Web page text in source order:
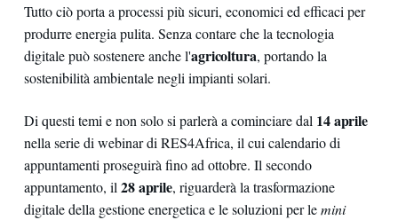
Tutto ciò porta a processi più sicuri, economici ed efficaci per
produrre energia pulita. Senza contare che la tecnologia
digitale può sostenere anche l'agricoltura, portando la
sostenibilità ambientale negli impianti solari.
Di questi temi e non solo si parlerà a cominciare dal 14 aprile
nella serie di webinar di RES4Africa, il cui calendario di
appuntamenti proseguirà fino ad ottobre. Il secondo
appuntamento, il 28 aprile, riguarderà la trasformazione
digitale della gestione energetica e le soluzioni per lemini